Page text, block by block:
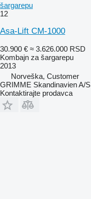
šargarepu
12
Asa-Lift CM-1000
30.900 € ≈ 3.626.000 RSD
Kombajn za šargarepu
2013
Norveška, Customer
GRIMME Skandinavien A/S
Kontaktirajte prodavca